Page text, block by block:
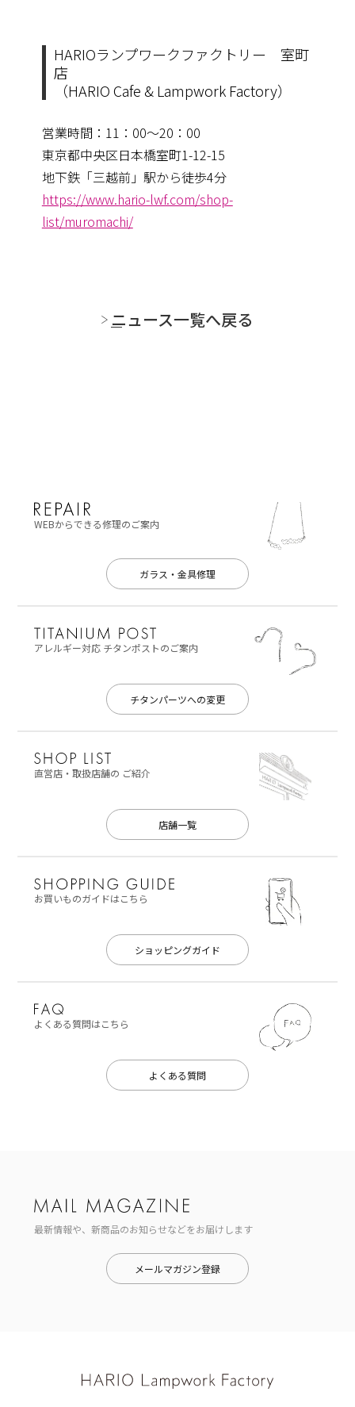
HARIOランプワークファクトリー 室町
店
（HARIO Cafe & Lampwork Factory）
営業時間：11：00～20：00
東京都中央区日本橋室町1-12-15
地下鉄「三越前」駅から徒歩4分
https://www.hario-lwf.com/shop-
list/muromachi/
ニュース一覧へ戻る
WEBからできる修理のご案内
ガラス・金具修理
アレルギー対応チタンポストのご案内
チタンパーツへの変更
直営店・取扱店舗の ご紹介
店舗一覧
お買いものガイドはこちら
ショッピングガイド
よくある質問はこちら
よくある質問
最新情報や、新商品のお知らせなどをお届けします
メールマガジン登録